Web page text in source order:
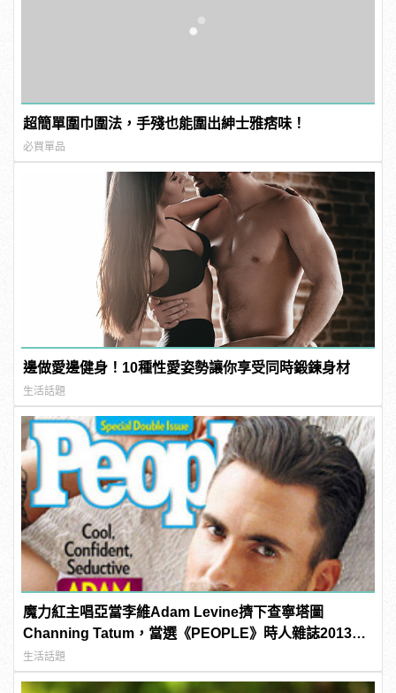
超簡單圍巾圍法，手殘也能圍出紳士雅痞味！
必買單品
邊做愛邊健身！10種性愛姿勢讓你享受同時鍛鍊身材
生活話題
魔力紅主唱亞當李維Adam Levine擠下查寧塔圖
Channing Tatum，當選《PEOPLE》時人雜誌2013年
最性感男人！
生活話題